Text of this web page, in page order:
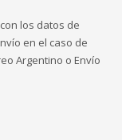
los datos de
en el caso de
Argentino o Envío